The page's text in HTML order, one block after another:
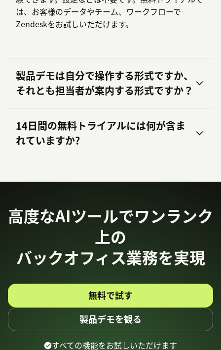
は、お客様のデータやチーム、ワークフローで
Zendeskをお試しいただけます。
製品デモは自分で操作する形式ですか、
それとも担当者が案内する形式ですか？
14日間の無料トライアルには何が含ま
れていますか?
高度なAIツールでワンランク
上の
バックオフィス業務を実現
無料で試す
製品デモを観る
すべての機能をお試しいただけます